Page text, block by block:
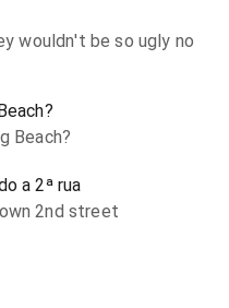
wouldn't be so ugly no
Beach?
a 2ª rua
2nd street